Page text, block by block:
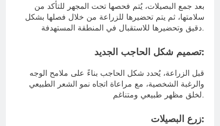
بعد جمع البصيلات، يُتم فحصها تحت المجهر للتأكد من
سلامتها، ثم يتم تحضيرها للزراعة من خلال فصلها بشكل
دقيق وتحضيرها للاستقبال في المنطقة المستهدفة.
تصميم شكل الحاجب الجديد:
قبل الزراعة، يُحدد شكل الحاجب بناءً على ملامح الوجه
والرغبة الشخصية، مع مراعاة اتجاه نمو الشعر الطبيعي
لخلق مظهر طبيعي ومتناغم.
زرع البصيلات: